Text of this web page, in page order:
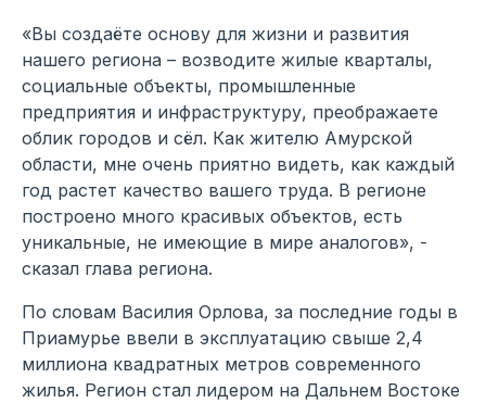
«Вы создаёте основу для жизни и развития
нашего региона – возводите жилые кварталы,
социальные объекты, промышленные
предприятия и инфраструктуру, преображаете
облик городов и сёл. Как жителю Амурской
области, мне очень приятно видеть, как каждый
год растет качество вашего труда. В регионе
построено много красивых объектов, есть
уникальные, не имеющие в мире аналогов», -
сказал глава региона.
По словам Василия Орлова, за последние годы в
Приамурье ввели в эксплуатацию свыше 2,4
миллиона квадратных метров современного
жилья. Регион стал лидером на Дальнем Востоке